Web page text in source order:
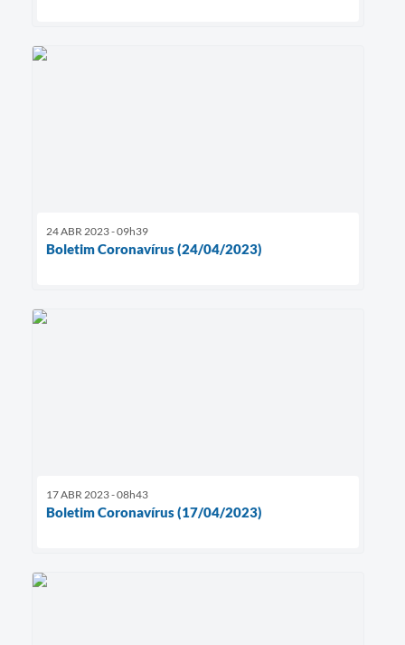
24 ABR 2023 - 09h39
Boletim Coronavírus (24/04/2023)
17 ABR 2023 - 08h43
Boletim Coronavírus (17/04/2023)